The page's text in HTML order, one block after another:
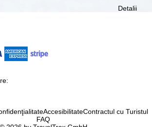
turism din
Detalii
:
AccesibilitateContractul cu Turistul
FAQ